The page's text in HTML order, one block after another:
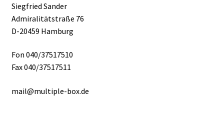
Siegfried Sander
Admiralitätstraße 76
D-20459 Hamburg
Fon 040/37517510
Fax 040/37517511
mail@multiple-box.de